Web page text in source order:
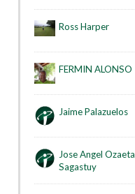
Ross Harper
FERMIN ALONSO
Jaime Palazuelos
Jose Angel Ozaeta
Sagastuy